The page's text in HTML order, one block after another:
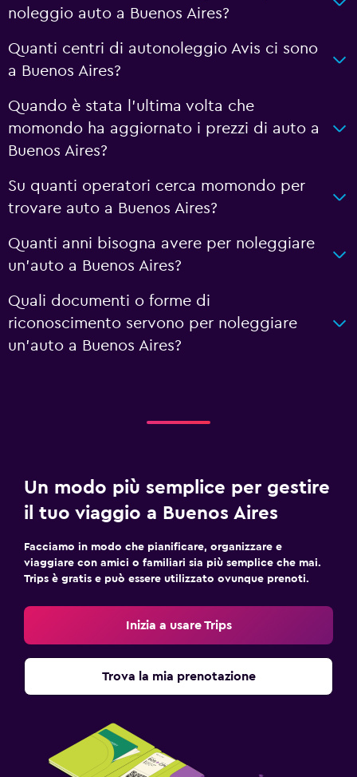
noleggio auto a Buenos Aires?
Quanti centri di autonoleggio Avis ci sono
a Buenos Aires?
Quando è stata l'ultima volta che
momondo ha aggiornato i prezzi di auto a
Buenos Aires?
Su quanti operatori cerca momondo per
trovare auto a Buenos Aires?
Quanti anni bisogna avere per noleggiare
un'auto a Buenos Aires?
Quali documenti o forme di
riconoscimento servono per noleggiare
un'auto a Buenos Aires?
Un modo più semplice per gestire
il tuo viaggio a Buenos Aires
Facciamo in modo che pianificare, organizzare e
viaggiare con amici o familiari sia più semplice che mai.
Trips è gratis e può essere utilizzato ovunque prenoti.
Inizia a usare Trips
Trova la mia prenotazione